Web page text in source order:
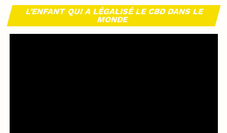
L’ENFANT QUI A LÉGALISÉ LE CBD DANS LE
MONDE